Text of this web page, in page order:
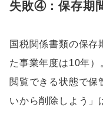
失敗④：保存期
国税関係書類の保存
た事業年度は10年）
閲覧できる状態で保
いから削除しよう」